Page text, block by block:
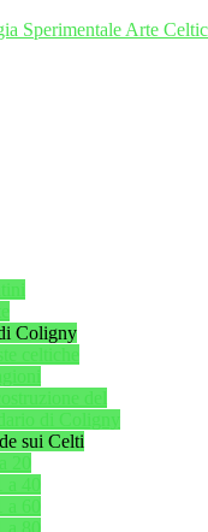
Sperimentale Arte
Coligny
sui Celti